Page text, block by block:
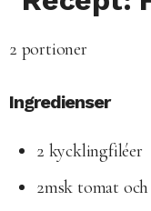
2 portioner
Ingredienser
2 kycklingfiléer
2msk tomat